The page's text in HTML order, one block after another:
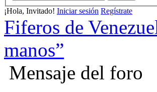
¡Hola, Invitado! Iniciar sesión Regístrate
Fiferos de
manos”
Mensaje del foro